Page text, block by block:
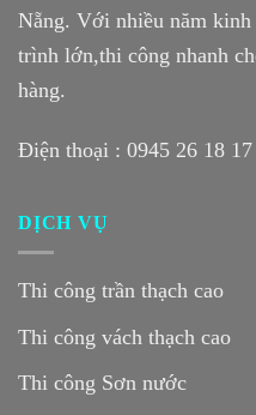
Nẵng. Với nhiều năm
trình lớn,thi công nhanh
hàng.
Điện thoại : 0945 26 18 17
DỊCH VỤ
Thi công trần thạch cao
Thi công vách thạch cao
Thi công Sơn nước